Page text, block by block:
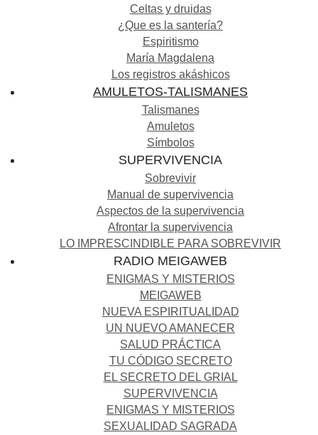
Celtas y druidas
¿Que es la santería?
Espiritismo
María Magdalena
Los registros akáshicos
AMULETOS-TALISMANES
Talismanes
Amuletos
Símbolos
SUPERVIVENCIA
Sobrevivir
Manual de supervivencia
Aspectos de la supervivencia
Afrontar la supervivencia
LO IMPRESCINDIBLE PARA SOBREVIVIR
RADIO MEIGAWEB
ENIGMAS Y MISTERIOS
MEIGAWEB
NUEVA ESPIRITUALIDAD
UN NUEVO AMANECER
SALUD PRÁCTICA
TU CÓDIGO SECRETO
EL SECRETO DEL GRIAL
SUPERVIVENCIA
ENIGMAS Y MISTERIOS
SEXUALIDAD SAGRADA